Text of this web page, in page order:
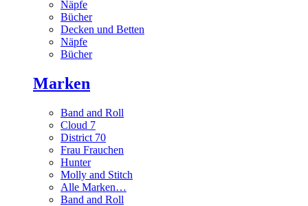
Näpfe
Bücher
Decken und Betten
Näpfe
Bücher
Marken
Band and Roll
Cloud 7
District 70
Frau Frauchen
Hunter
Molly and Stitch
Alle Marken…
Band and Roll